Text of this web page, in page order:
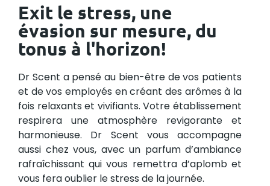
Exit le stress, une
évasion sur mesure, du
tonus à l'horizon!
Dr Scent a pensé au bien-être de vos patients
et de vos employés en créant des arômes à la
fois relaxants et vivifiants. Votre établissement
respirera une atmosphère revigorante et
harmonieuse. Dr Scent vous accompagne
aussi chez vous, avec un parfum d’ambiance
rafraîchissant qui vous remettra d’aplomb et
vous fera oublier le stress de la journée.